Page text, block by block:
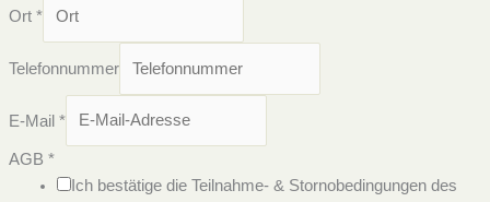
Ort *
Telefonnummer
E-Mail *
AGB *
Ich bestätige die Teilnahme- & Stornobedingungen des